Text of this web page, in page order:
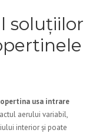
soluțiilor
usa intrare
aerului variabil,
interior și poate